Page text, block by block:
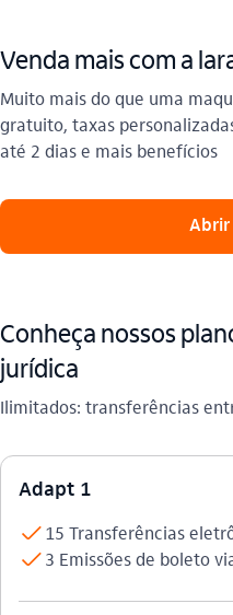
Venda mais com a
Muito mais do que uma
gratuito, taxas
até 2 dias e mais benefícios
Abrir
Conheça nossos
jurídica
Ilimitados: transferências
Adapt 1
check15 Transferências
check3 Emissões de boleto